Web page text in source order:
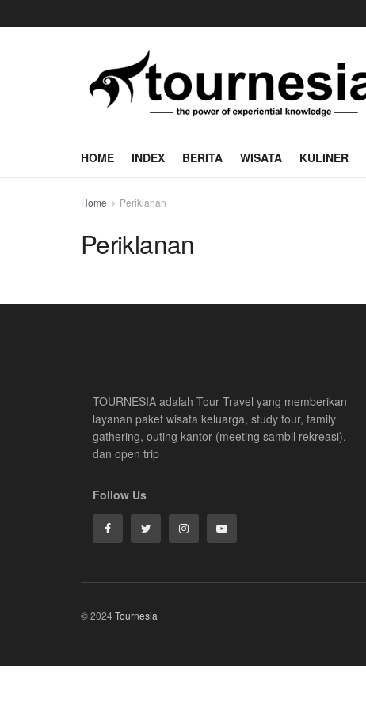
HOME INDEX BERITA WISATA KULINER
Home Periklanan
Periklanan
TOURNESIA adalah Tour Travel yang memberikan
layanan paket wisata keluarga, study tour, family
gathering, outing kantor (meeting sambil rekreasi),
dan open trip
Follow Us
© 2024Tournesia